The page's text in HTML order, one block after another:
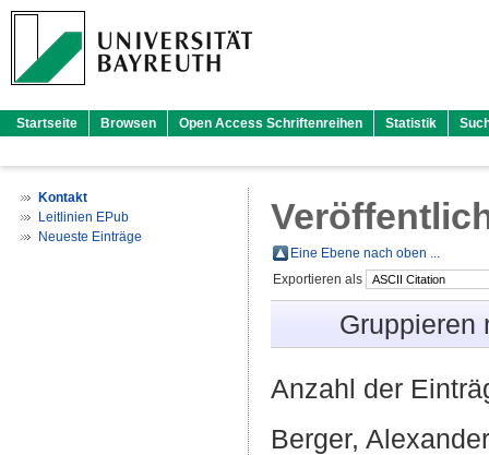
Startseite Browsen Open Access Schriftenreihen Statistik
Kontakt
Leitlinien EPub
Neueste Einträge
Eine Ebene nach oben ...
Exportieren als
Anzahl der
Berger, Alexander